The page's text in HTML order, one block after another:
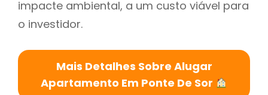
impacte ambiental, a um custo viável para
o investidor.
Mais Detalhes Sobre Alugar
Apartamento Em Ponte De Sor